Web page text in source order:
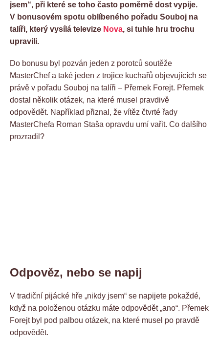
jsem“, při které se toho často poměrně dost vypije.
V bonusovém spotu oblíbeného pořadu Souboj na
talíři, který vysílá televize Nova, si tuhle hru trochu
upravili.
Do bonusu byl pozván jeden z porotců soutěže
MasterChef a také jeden z trojice kuchařů objevujících se
právě v pořadu Souboj na talíři – Přemek Forejt. Přemek
dostal několik otázek, na které musel pravdivě
odpovědět. Například přiznal, že vítěz čtvrté řady
MasterChefa Roman Staša opravdu umí vařit. Co dalšího
prozradil?
Odpověz, nebo se napij
V tradiční pijácké hře „nikdy jsem“ se napijete pokaždé,
když na položenou otázku máte odpovědět „ano“. Přemek
Forejt byl pod palbou otázek, na které musel po pravdě
odpovědět.